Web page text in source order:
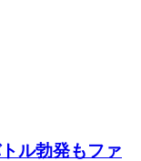
ル勃発もファ